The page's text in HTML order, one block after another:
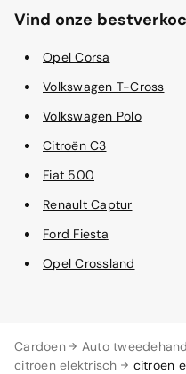
Cardoen Auto
citroen elektrisch
citroen
Vind onze
Opel Corsa
Volkswagen T-Cross
Volkswagen Polo
Citroën C3
Fiat 500
Renault Captur
Ford Fiesta
Opel Crossland